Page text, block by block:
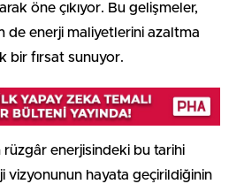
öne çıkıyor. Bu gelişmeler,
de enerji maliyetlerini azaltma
bir fırsat sunuyor.
rüzgâr enerjisindeki bu tarihi
vizyonunun hayata geçirildiğinin